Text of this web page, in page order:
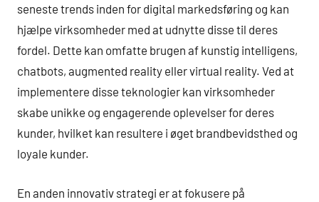
seneste trends inden for digital markedsføring og kan
hjælpe virksomheder med at udnytte disse til deres
fordel. Dette kan omfatte brugen af kunstig intelligens,
chatbots, augmented reality eller virtual reality. Ved at
implementere disse teknologier kan virksomheder
skabe unikke og engagerende oplevelser for deres
kunder, hvilket kan resultere i øget brandbevidsthed og
loyale kunder.
En anden innovativ strategi er at fokusere på